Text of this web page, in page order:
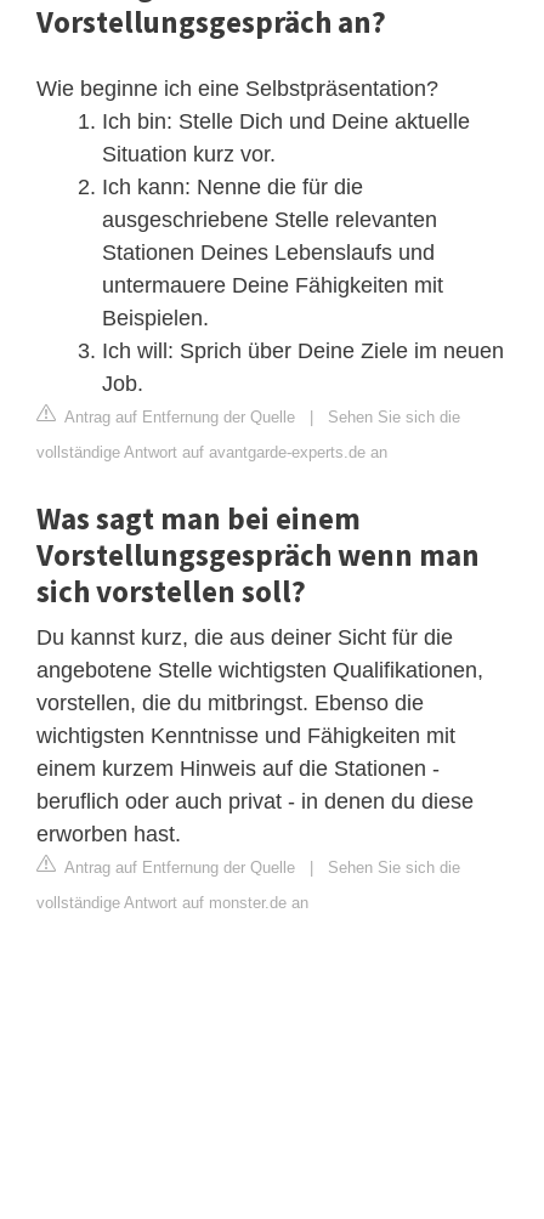
Vorstellungsgespräch an?
Wie beginne ich eine Selbstpräsentation?
Ich bin: Stelle Dich und Deine aktuelle
Situation kurz vor.
Ich kann: Nenne die für die
ausgeschriebene Stelle relevanten
Stationen Deines Lebenslaufs und
untermauere Deine Fähigkeiten mit
Beispielen.
Ich will: Sprich über Deine Ziele im neuen
Job.
Antrag auf Entfernung der Quelle
Sehen Sie sich die
vollständige Antwort auf avantgarde-experts.de an
Was sagt man bei einem
Vorstellungsgespräch wenn man
sich vorstellen soll?
Du kannst kurz, die aus deiner Sicht für die
angebotene Stelle wichtigsten Qualifikationen,
vorstellen, die du mitbringst. Ebenso die
wichtigsten Kenntnisse und Fähigkeiten mit
einem kurzem Hinweis auf die Stationen -
beruflich oder auch privat - in denen du diese
erworben hast.
Antrag auf Entfernung der Quelle
Sehen Sie sich die
vollständige Antwort auf monster.de an